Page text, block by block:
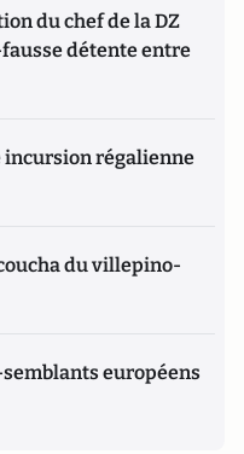
du chef de la DZ
détente entre
incursion régalienne
du villepino-
européens